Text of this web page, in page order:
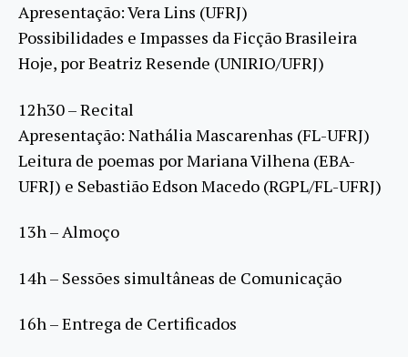
Apresentação: Vera Lins (UFRJ)
Possibilidades e Impasses da Ficção Brasileira
Hoje, por Beatriz Resende (UNIRIO/UFRJ)
12h30 – Recital
Apresentação: Nathália Mascarenhas (FL-UFRJ)
Leitura de poemas por Mariana Vilhena (EBA-
UFRJ) e Sebastião Edson Macedo (RGPL/FL-UFRJ)
13h – Almoço
14h – Sessões simultâneas de Comunicação
16h – Entrega de Certificados